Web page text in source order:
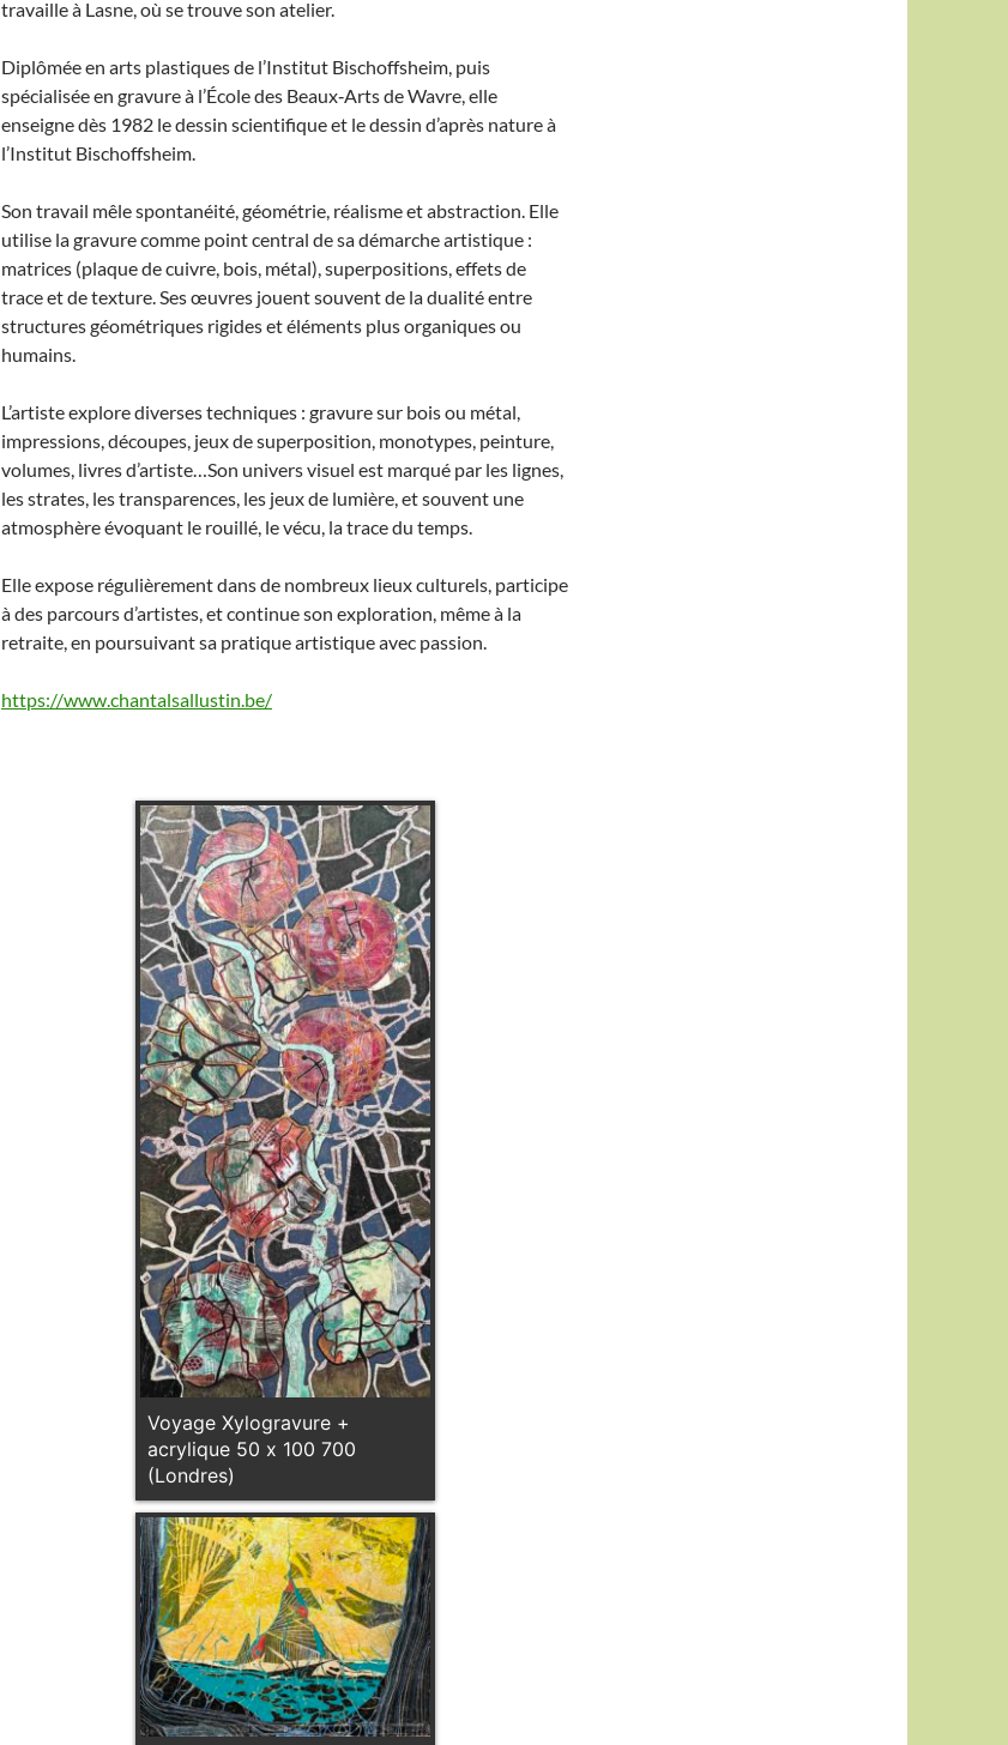
travaille à Lasne, où se trouve son atelier.
Diplômée en arts plastiques de l’Institut Bischoffsheim, puis
spécialisée en gravure à l’École des Beaux‑Arts de Wavre, elle
enseigne dès 1982 le dessin scientifique et le dessin d’après nature à
l’Institut Bischoffsheim.
Son travail mêle spontanéité, géométrie, réalisme et abstraction. Elle
utilise la gravure comme point central de sa démarche artistique :
matrices (plaque de cuivre, bois, métal), superpositions, effets de
trace et de texture. Ses œuvres jouent souvent de la dualité entre
structures géométriques rigides et éléments plus organiques ou
humains.
L’artiste explore diverses techniques : gravure sur bois ou métal,
impressions, découpes, jeux de superposition, monotypes, peinture,
volumes, livres d’artiste…Son univers visuel est marqué par les lignes,
les strates, les transparences, les jeux de lumière, et souvent une
atmosphère évoquant le rouillé, le vécu, la trace du temps.
Elle expose régulièrement dans de nombreux lieux culturels, participe
à des parcours d’artistes, et continue son exploration, même à la
retraite, en poursuivant sa pratique artistique avec passion.
https://www.chantalsallustin.be/
Voyage Xylogravure +
acrylique 50 x 100 700
(Londres)